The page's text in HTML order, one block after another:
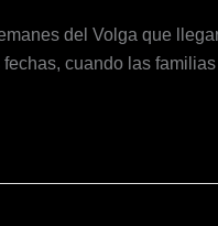
del Volga que
cuando las